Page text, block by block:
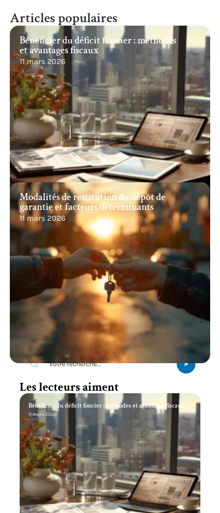
Articles populaires
Bénéficier du déficit foncier : méthodes
et avantages fiscaux
11 mars 2026
Modalités de restitution du dépôt de
garantie et facteurs déterminants
11 mars 2026
Recherche
Les lecteurs aiment
Bénéficier du déficit foncier : méthodes et avantages fiscaux
11 mars 2026